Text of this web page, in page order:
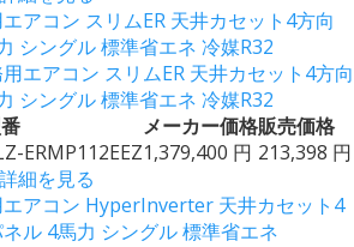
アコン スリムER 天井カセット4方向
シングル 標準省エネ 冷媒R32
メーカー価格販売価格
ERMP112EEZ1,379,400 円 213,398 円
細を見る
アコン HyperInverter 天井カセット4
ル 4馬力 シングル 標準省エネ